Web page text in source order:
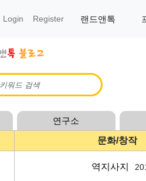
Login Register 랜드앤톡
연구소
문화/창작
역지사지